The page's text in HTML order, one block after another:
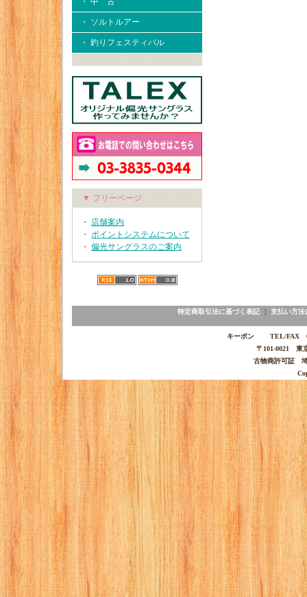
・ ソルトルアー
・ 釣りフェスティバル
▼ フリーページ
・ 店舗案内
・ ポイントシステムについて
・ 偏光サングラスのご案内
特定商取引法に基づく表記｜ 支払い方法
キーポン TEL/FAX
〒101-0021 東
古物商許可証